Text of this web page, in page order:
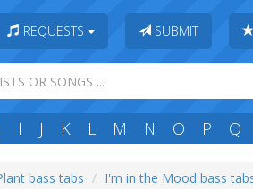
REQUESTS SUBMIT
I J K L M N O P Q
bass tabs I'm in the Mood bass